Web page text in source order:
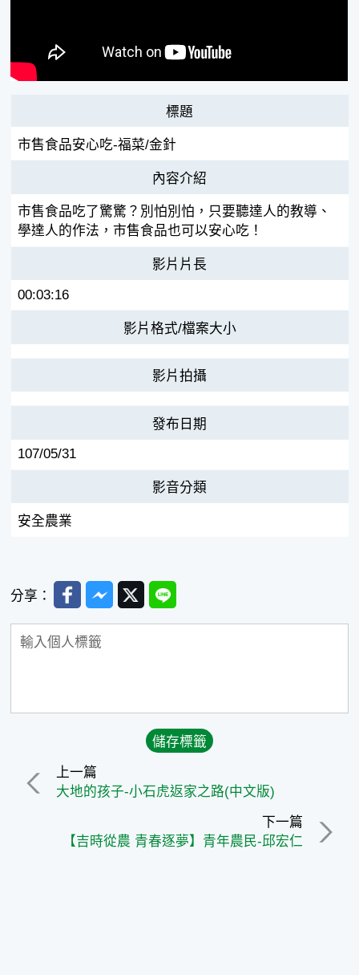
標題
市售食品安心吃-福菜/金針
內容介紹
市售食品吃了驚驚？別怕別怕，只要聽達人的教導、
學達人的作法，市售食品也可以安心吃！
影片片長
00:03:16
影片格式/檔案大小
影片拍攝
發布日期
107/05/31
影音分類
安全農業
分享： FacebookMessenger
TwitterLine
上一篇
大地的孩子-小石虎返家之路(中文版)
下一篇
【吉時從農 青春逐夢】青年農民-邱宏仁